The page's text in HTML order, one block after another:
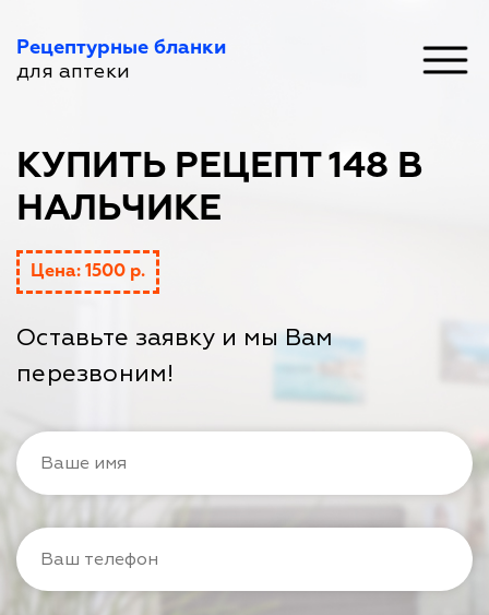
Рецептурные бланки
для аптеки
КУПИТЬ РЕЦЕПТ 148 В
НАЛЬЧИКЕ
Цена: 1500 р.
Оставьте заявку и мы Вам
перезвоним!